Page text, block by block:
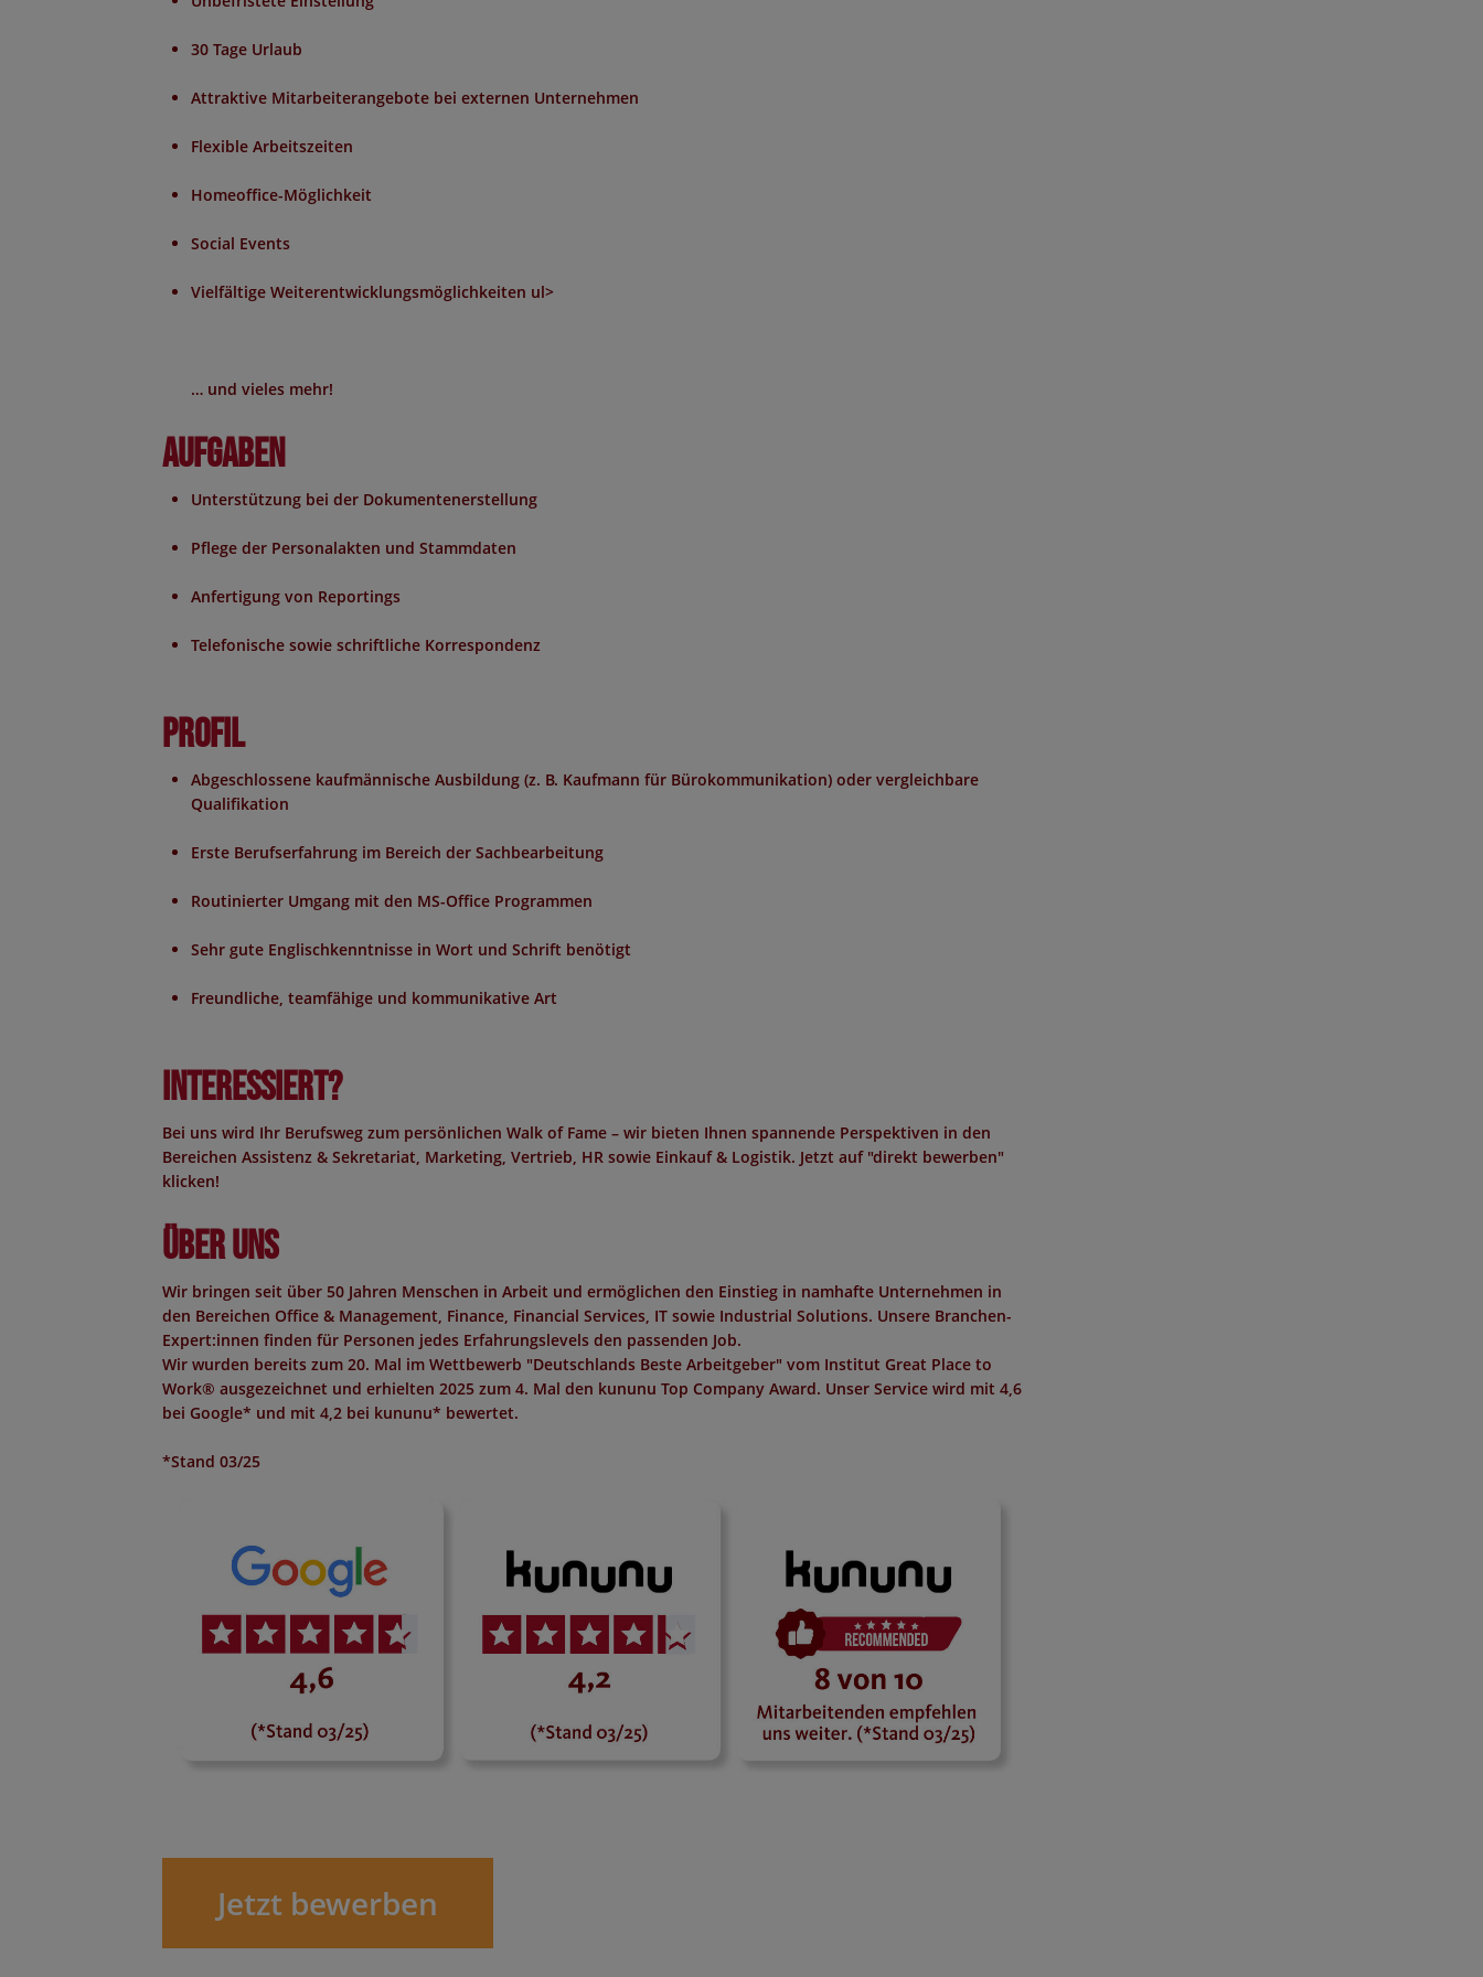
30 Tage Urlaub
Attraktive Mitarbeiterangebote bei externen Unternehmen
Flexible Arbeitszeiten
Homeoffice-Möglichkeit
Social Events
Vielfältige Weiterentwicklungsmöglichkeiten ul>
… und vieles mehr!
Aufgaben
Unterstützung bei der Dokumentenerstellung
Pflege der Personalakten und Stammdaten
Anfertigung von Reportings
Telefonische sowie schriftliche Korrespondenz
Profil
Abgeschlossene kaufmännische Ausbildung (z. B. Kaufmann für Bürokommunikation) oder vergleichbare
Qualifikation
Erste Berufserfahrung im Bereich der Sachbearbeitung
Routinierter Umgang mit den MS-Office Programmen
Sehr gute Englischkenntnisse in Wort und Schrift benötigt
Freundliche, teamfähige und kommunikative Art
Interessiert?
Bei uns wird Ihr Berufsweg zum persönlichen Walk of Fame – wir bieten Ihnen spannende Perspektiven in den
Bereichen Assistenz & Sekretariat, Marketing, Vertrieb, HR sowie Einkauf & Logistik. Jetzt auf "direkt bewerben"
klicken!
Über uns
Wir bringen seit über 50 Jahren Menschen in Arbeit und ermöglichen den Einstieg in namhafte Unternehmen in
den Bereichen Office & Management, Finance, Financial Services, IT sowie Industrial Solutions. Unsere Branchen-
Expert:innen finden für Personen jedes Erfahrungslevels den passenden Job.
Wir wurden bereits zum 20. Mal im Wettbewerb "Deutschlands Beste Arbeitgeber" vom Institut Great Place to
Work® ausgezeichnet und erhielten 2025 zum 4. Mal den kununu Top Company Award. Unser Service wird mit 4,6
bei Google* und mit 4,2 bei kununu* bewertet.
*Stand 03/25
Jetzt bewerben